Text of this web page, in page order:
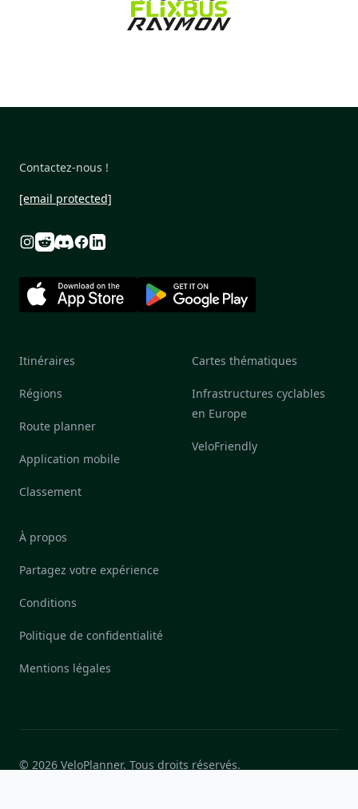
Contactez-nous !
[email protected]
Instagram
RedditDiscord
Facebook
Linkedin
Itinéraires
Régions
Route planner
Application mobile
Classement
Cartes thématiques
Infrastructures cyclables
en Europe
VeloFriendly
À propos
Partagez votre expérience
Conditions
Politique de confidentialité
Mentions légales
© 2026 VeloPlanner. Tous droits réservés.